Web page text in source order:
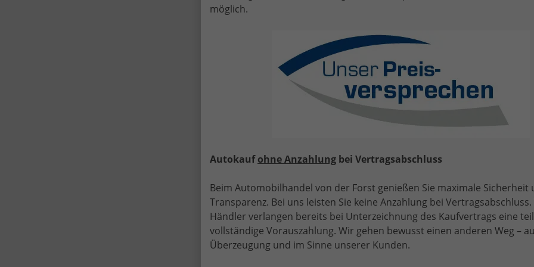
"Reference" LIEFERUNG KOSTENLOS! 1.0 MPI 80PS, 5 JAHRE
GARANTIE, Parksensoren hinten, Radio 8,25"/Bluetooth,
LED-Scheinwerfer, LED-Rückleuchten, Zentralverriegelung
mit Fernbedienung
möglich.
Autokaufohne Anzahlung bei Vertragsabschluss
Beim Automobilhandel von der Forst genießen Sie maximale Sicherheit
Transparenz. Bei uns leisten Sie keine Anzahlung bei Vertragsabschluss.
Händler verlangen bereits bei Unterzeichnung des Kaufvertrags eine
vollständige Vorauszahlung. Wir gehen bewusst einen anderen Weg –
Überzeugung und im Sinne unserer Kunden.